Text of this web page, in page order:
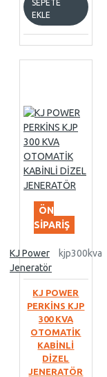
SEPETE
EKLE
ÖN
SIPARIŞ
KJ Power
Jeneratör
kjp300kva
KJ POWER
PERKİNS KJP
300 KVA
OTOMATİK
KABİNLİ
DİZEL
JENERATÖR